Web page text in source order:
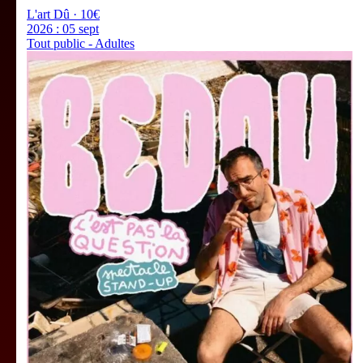
L'art Dû · 10€
2026 : 05 sept
Tout public - Adultes